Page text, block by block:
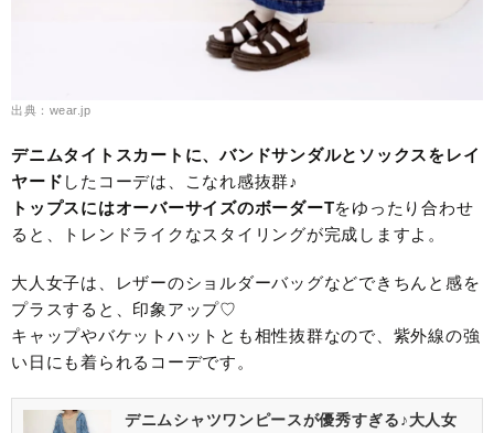
出典：wear.jp
デニムタイトスカートに、バンドサンダルとソックスをレイ
ヤード したコーデは、こなれ感抜群♪
トップスにはオーバーサイズのボーダーTをゆったり合わせ
ると、トレンドライクなスタイリングが完成しますよ。
大人女子は、レザーのショルダーバッグなどできちんと感を
プラスすると、印象アップ♡
キャップやバケットハットとも相性抜群なので、紫外線の強
い日にも着られるコーデです。
デニムシャツワンピースが優秀すぎる♪大人女